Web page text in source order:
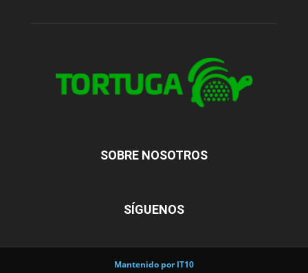
SOBRE NOSOTROS
SÍGUENOS
Mantenido por IT10